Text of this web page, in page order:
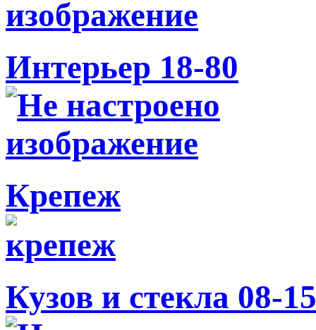
Интерьер 18-80
Крепеж
Кузов и стекла 08-15